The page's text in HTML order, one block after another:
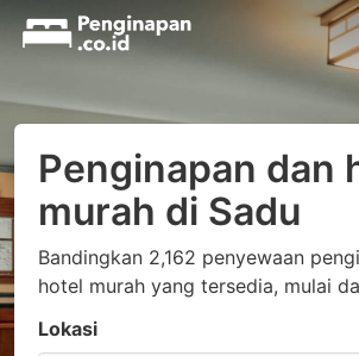
Penginapan dan
murah di Sadu
Bandingkan 2,162 penyewaan
hotel murah yang tersedia, mulai
Lokasi